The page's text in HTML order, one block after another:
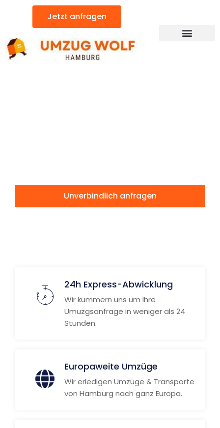
Jetzt anfragen
Unverbindlich anfragen
24h Express-Abwicklung
Wir kümmern uns um Ihre
Umuzgsanfrage in weniger als 24
Stunden.
Europaweite Umzüge
Wir erledigen Umzüge & Transporte
von Hamburg nach ganz Europa.